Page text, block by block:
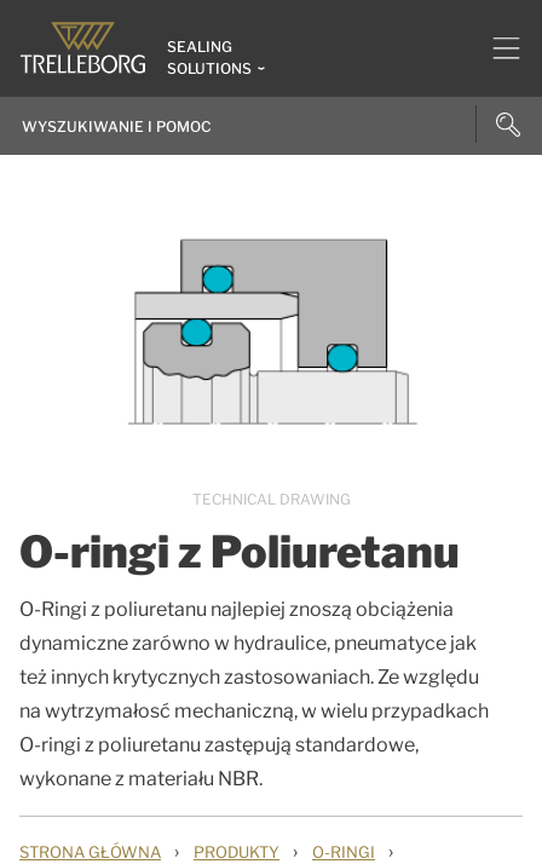
SEALING
SOLUTIONS
O-ringi z Poliuretanu
O-Ringi z poliuretanu najlepiej znoszą obciążenia
dynamiczne zarówno w hydraulice, pneumatyce jak
też innych krytycznych zastosowaniach. Ze względu
na wytrzymałosć mechaniczną, w wielu przypadkach
O-ringi z poliuretanu zastępują standardowe,
wykonane z materiału NBR.
TECHNICAL DRAWING
STRONA GŁÓWNA › PRODUKTY › O-RINGI ›